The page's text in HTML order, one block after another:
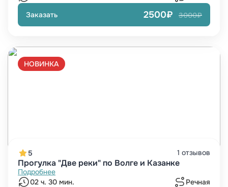
Заказать
2500₽ 3000₽
НОВИНКА
5 1 отзывов
Прогулка "Две реки" по Волге и Казанке
Подробнее
02 ч. 30 мин.
Речная